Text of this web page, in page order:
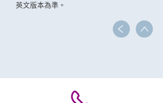
英文版本為準。